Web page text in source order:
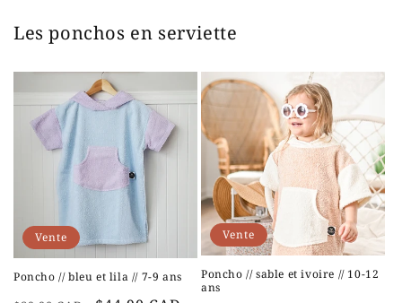
Les ponchos en serviette
Vente
Poncho // bleu et lila // 7-9 ans
Vente
Poncho // sable et ivoire // 10-12
ans